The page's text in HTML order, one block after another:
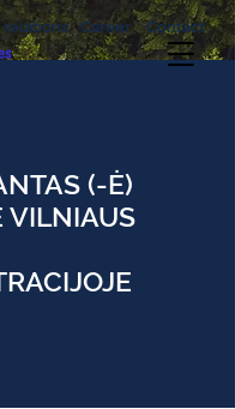
(-Ė)
VILNIAUS
Contact
relations Career